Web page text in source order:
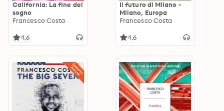
California: La fine del
sogno
Francesco Costa
4.6
Il futuro di Milano -
Milano, Europa
Francesco Costa
4.6